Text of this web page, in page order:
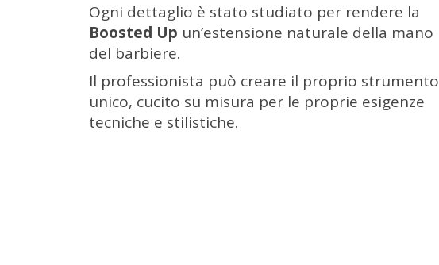
Ogni dettaglio è stato studiato per rendere la
Boosted Up un’estensione naturale della mano
del barbiere.
Il professionista può creare il proprio strumento
unico, cucito su misura per le proprie esigenze
tecniche e stilistiche.